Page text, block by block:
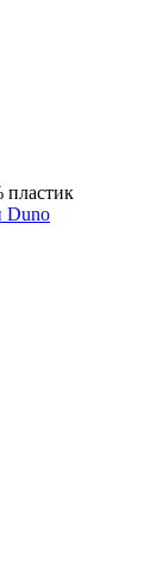
пластик
Duno